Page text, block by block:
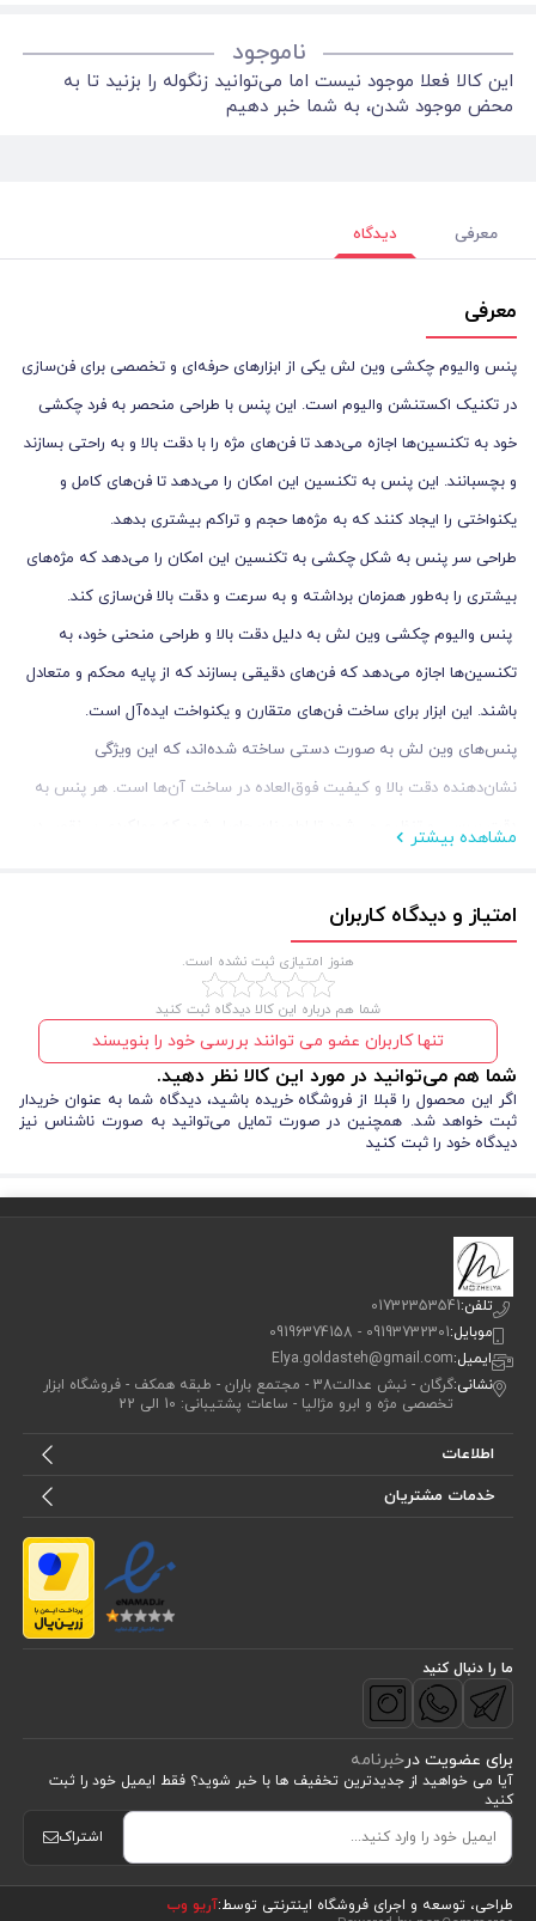
ناموجود
این کالا فعلا موجود نیست اما می‌توانید زنگوله را بزنید تا به
محض موجود شدن، به شما خبر دهیم
معرفی دیدگاه
معرفی
پنس والیوم چکشی وین لش یکی از ابزارهای حرفه‌ای و تخصصی برای فن‌سازی
در تکنیک‌ اکستنشن والیوم است. این پنس با طراحی منحصر به فرد چکشی
خود به تکنسین‌ها اجازه می‌دهد تا فن‌های مژه را با دقت بالا و به‌ راحتی بسازند
و بچسبانند. این پنس به تکنسین این امکان را می‌دهد تا فن‌های کامل و
یکنواختی را ایجاد کنند که به مژه‌ها حجم و تراکم بیشتری بدهد.
طراحی سر پنس به شکل چکشی به تکنسین این امکان را می‌دهد که مژه‌های
بیشتری را به‌طور همزمان برداشته و به سرعت و دقت بالا فن‌سازی کند.
پنس والیوم چکشی وین لش به دلیل دقت بالا و طراحی منحنی خود، به
تکنسین‌ها اجازه می‌دهد که فن‌های دقیقی بسازند که از پایه محکم و متعادل
باشند. این ابزار برای ساخت فن‌های متقارن و یکنواخت ایده‌آل است.
پنس‌های وین لش به صورت دستی ساخته شده‌اند، که این ویژگی
نشان‌دهنده دقت بالا و کیفیت فوق‌العاده در ساخت آن‌ها است. هر پنس به
دقت بررسی و تنظیم می‌شود تا اطمینان حاصل شود که عملکردی بی‌نقص در
این پنس با وزن سبک و طراحی ارگونومیک خود، به تکنسین‌ها امکان کار راحت
و طولانی مدت بدون خستگی دست را می‌دهد. این ویژگی به خصوص برای
تکنسین‌هایی که در طول روز با مشتریان متعدد کار می‌کنند بسیار مهم است.
مشاهده بیشتر
امتیاز و دیدگاه کاربران
هنوز امتیازی ثبت نشده است.
شما هم درباره این کالا دیدگاه ثبت کنید
تنها کاربران عضو می توانند بررسی خود را بنویسند
شما هم می‌توانید در مورد این کالا نظر دهید.
اگر این محصول را قبلا از فروشگاه خریده باشید، دیدگاه شما به عنوان خریدار
ثبت خواهد شد. همچنین در صورت تمایل می‌توانید به صورت ناشناس نیز
دیدگاه خود را ثبت کنید
تلفن:01732353541
موبایل:09193732301 - 09196374158
ایمیل:Elya.goldasteh@gmail.com
نشانی:
گرگان - نبش عدالت38 - مجتمع باران - طبقه همکف - فروشگاه ابزار
تخصصی مژه و ابرو مژالیا - ساعات پشتیبانی: 10 الی 22
اطلاعات
خدمات مشتریان
ما را دنبال کنید
برای عضویت درخبرنامه
آیا می خواهید از جدید‌ترین تخفیف‌ ها با‌ خبر شوید؟ فقط ایمیل خود را ثبت
کنید
اشتراک
طراحی، توسعه و اجرای فروشگاه اینترنتی توسط:آریو وب